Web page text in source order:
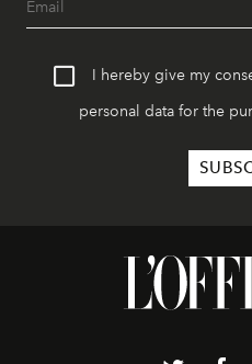
I hereby give my
personal data for the